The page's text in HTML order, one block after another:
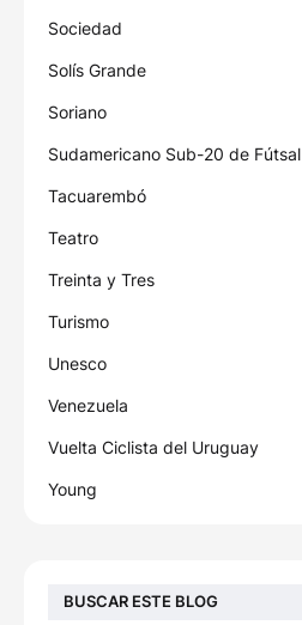
Sociedad
Solís Grande
Soriano
Sudamericano Sub-20 de Fútsal
Tacuarembó
Teatro
Treinta y Tres
Turismo
Unesco
Venezuela
Vuelta Ciclista del Uruguay
Young
BUSCAR ESTE BLOG